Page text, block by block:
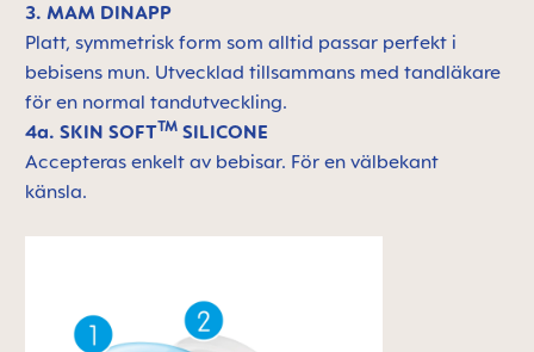
3. MAM DINAPP
Platt, symmetrisk form som alltid passar perfekt i
bebisens mun. Utvecklad tillsammans med tandläkare
för en normal tandutveckling.
4a. SKIN SOFTTM SILICONE
Accepteras enkelt av bebisar. För en välbekant
känsla.